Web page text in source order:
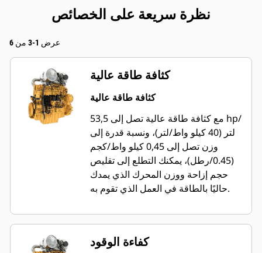
نظرة سريعة على الخصائص
عرض 1-3 من 6
كثافة طاقة عالية
كثافة طاقة عالية
مع كثافة طاقة عالية تصل إلى 53,5 hp/
لتر (40 كيلو واط/لتر)، ونسبة قدرة إلى
وزن تصل إلى 0,45 كيلو واط/كجم
(0.45/رطل)، يمكنك التطلع إلى تقليص
حجم إزاحة ووزن المحرك الذي يمدك
حاليًا بالطاقة في العمل الذي تقوم به.
كفاءة الوقود